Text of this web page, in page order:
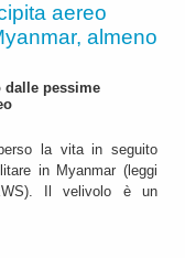
aereo
almeno
dalle pessime
la vita in seguito
in Myanmar (leggi
Il velivolo è un